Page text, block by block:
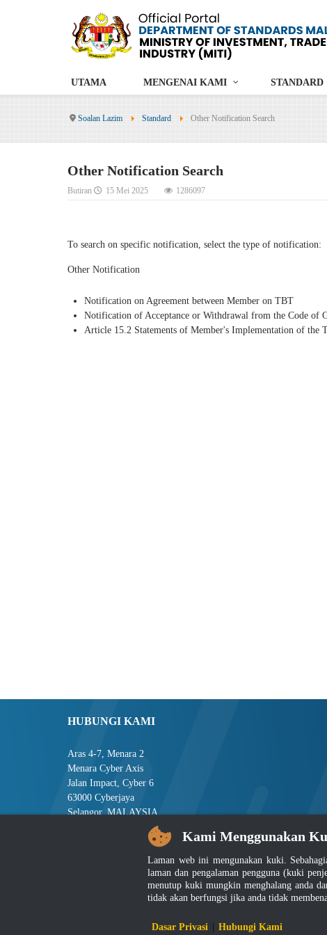
UTAMA MENGENAI KAMI STANDARD
Soalan Lazim Standard Other Notification Search
Other Notification Search
Butiran 15 Mei 2025 1286097
To search on specific notification, select the type of notification:
Other Notification
Notification on Agreement between Member on TBT
Notification of Acceptance or Withdrawal from the Code of
Article 15.2 Statements of Member's Implementation of the
HUBUNGI KAMI
Aras 4-7, Menara 2
Menara Cyber Axis
Jalan Impact, Cyber 6
63000 Cyberjaya
Selangor, MALAYSIA
Tel : +603-8008 2900
E-mel : central[at]jsm[dot]gov[dot]my
Penafian|
Kami Menggunakan
Laman web ini mengunakan kuki.
laman dan pengalaman pengguna (kuki
menutup kuki mungkin menghalang anda
tidak akan berfungsi jika anda tidak
Dasar Privasi Hubungi Kami